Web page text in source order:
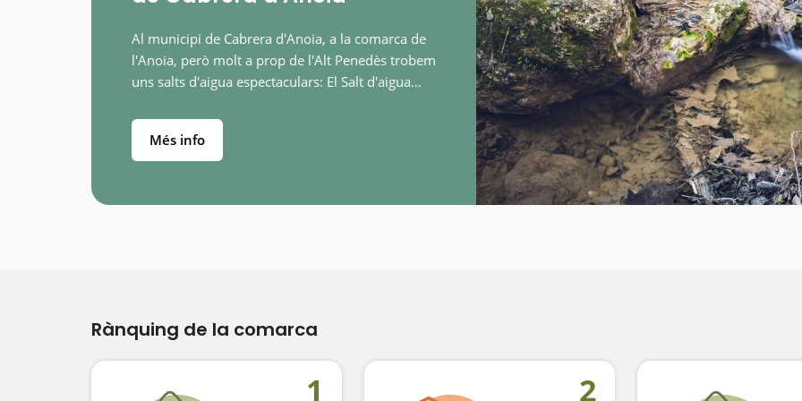
Al municipi de Cabrera d'Anoia, a la comarca de
l'Anoia, però molt a prop de l'Alt Penedès trobem
uns salts d'aigua espectaculars: El Salt d'aigua
d'aigua dels…
Més info
Rànquing de la comarca
1 2